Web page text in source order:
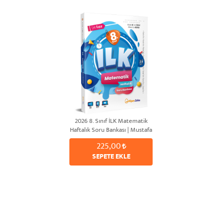
2026 8. Sınıf İLK Matematik
Haftalık Soru Bankası | Mustafa
AK & Sefa TUNCAY & Mehmet
Can AZİZOĞLU
225,00
SEPETE EKLE